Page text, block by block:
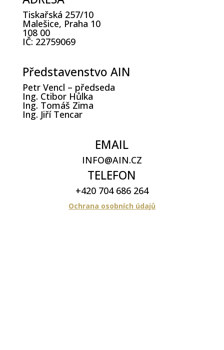
Tiskařská 257/10
Malešice, Praha 10
108 00
IČ: 22759069
Představenstvo AIN
Petr Vencl – předseda
Ing. Ctibor Hůlka
Ing. Tomáš Zima
Ing. Jiří Tencar
EMAIL
INFO@AIN.CZ
TELEFON
+420 704 686 264
Ochrana osobních údajů